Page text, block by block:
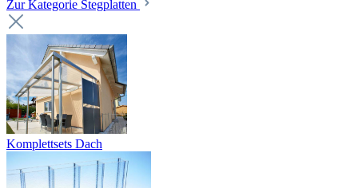
Zur Kategorie Stegplatten
Komplettsets Dach